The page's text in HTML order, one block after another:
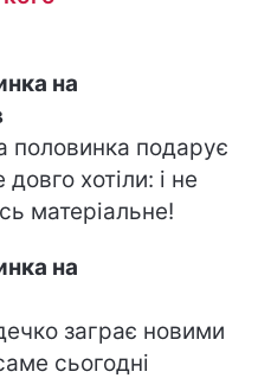
на
половинка подарує
хотіли: і не
матеріальне!
на
заграє новими
сьогодні